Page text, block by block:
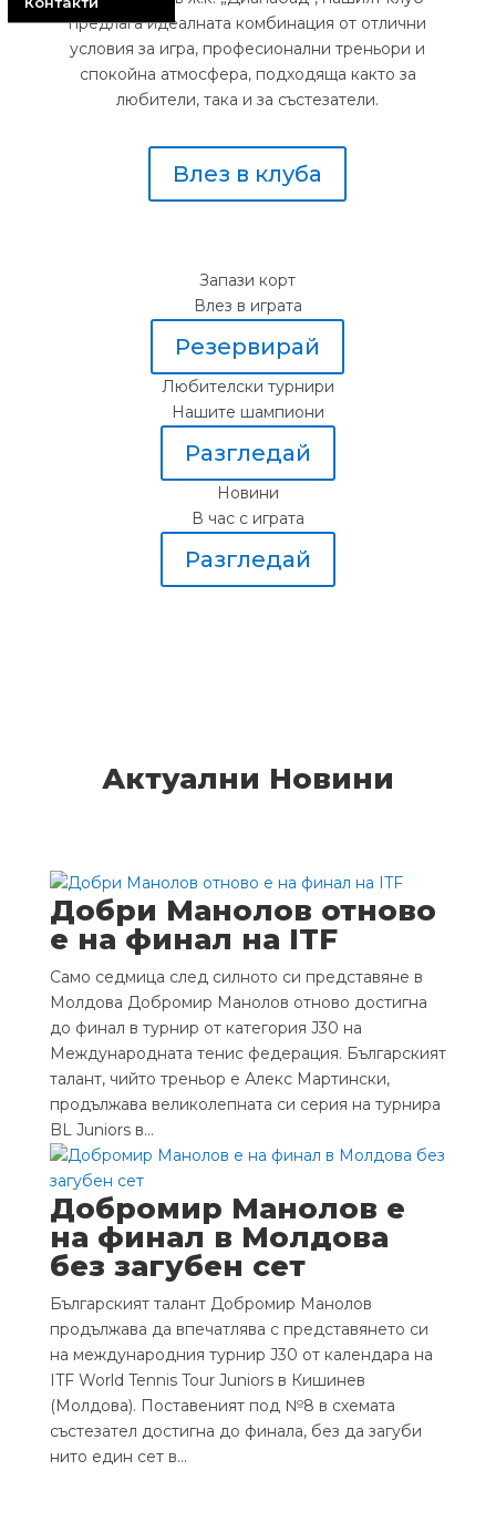
предлага идеалната комбинация от отлични
условия за игра, професионални треньори и
спокойна атмосфера, подходяща както за
любители, така и за състезатели.
Влез в клуба
Запази корт
Влез в играта
Резервирай
Любителски турнири
Нашите шампиони
Разгледай
Новини
В час с играта
Разгледай
Актуални Новини
Добри Манолов отново
е на финал на ITF
Само седмица след силното си представяне в
Молдова Добромир Манолов отново достигна
до финал в турнир от категория J30 на
Международната тенис федерация. Българският
талант, чийто треньор е Алекс Мартински,
продължава великолепната си серия на турнира
BL Juniors в...
Добромир Манолов е
на финал в Молдова
без загубен сет
Българският талант Добромир Манолов
продължава да впечатлява с представянето си
на международния турнир J30 от календара на
ITF World Tennis Tour Juniors в Кишинев
(Молдова). Поставеният под №8 в схемата
състезател достигна до финала, без да загуби
нито един сет в...